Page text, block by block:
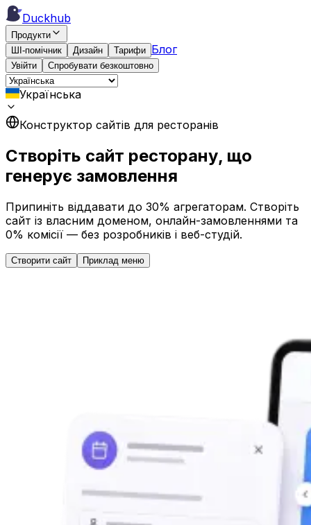
Duckhub
Продукти
ШІ-помічник
Дизайн Тарифи Блог
Увійти Спробувати безкоштовно
Українська
Конструктор сайтів для ресторанів
Створіть сайт ресторану, що
генерує замовлення
Припиніть віддавати до 30% агрегаторам. Створіть
сайт із власним доменом, онлайн-замовленнями та
0% комісії — без розробників і веб-студій.
Створити сайт Приклад меню